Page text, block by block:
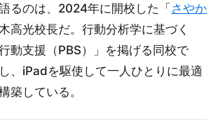
るのは、2024年に開校した「さやか
高光校長だ。行動分析学に基づく
動支援（PBS）」を掲げる同校で
、iPadを駆使して一人ひとりに最適
築している。